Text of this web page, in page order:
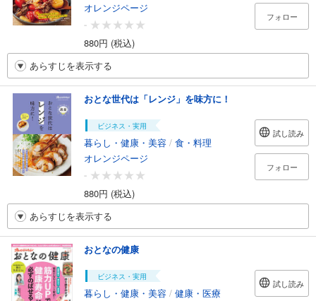
オレンジページ
-
880円 (税込)
フォロー
あらすじを表示する
おとな世代は「レンジ」を味方に！
ビジネス・実用
暮らし・健康・美容 / 食・料理
オレンジページ
-
880円 (税込)
試し読み
フォロー
あらすじを表示する
おとなの健康
ビジネス・実用
暮らし・健康・美容 / 健康・医療
試し読み